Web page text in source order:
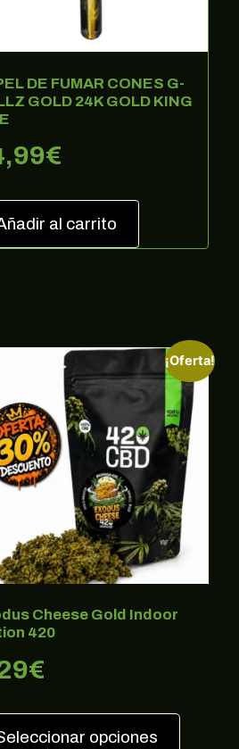
DE FUMAR CONES G-
GOLD 24K GOLD KING
€
al carrito
¡Oferta!
Cheese Gold Indoor
420
€
opciones